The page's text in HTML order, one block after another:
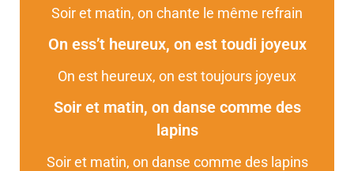
Soir et matin, on chante le même refrain
On ess’t heureux, on est toudi joyeux
On est heureux, on est toujours joyeux
Soir et matin, on danse comme des
lapins
Soir et matin, on danse comme des lapins